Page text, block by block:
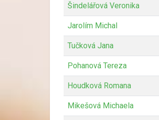
Šindelářová Veronika
Jarolím Michal
Tučková Jana
Pohanová Tereza
Houdková Romana
Mikešová Michaela